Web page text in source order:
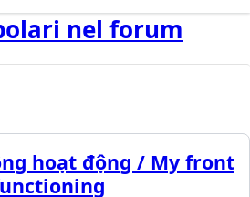
nel forum
hoạt động / My front